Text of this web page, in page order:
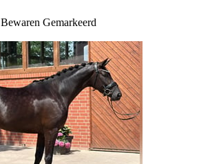
Bewaren Gemarkeerd